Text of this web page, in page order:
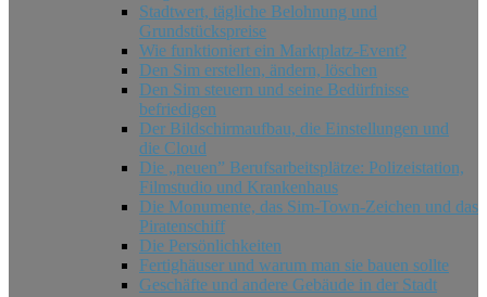
Stadtwert, tägliche Belohnung und
Grundstückspreise
Wie funktioniert ein Marktplatz-Event?
Den Sim erstellen, ändern, löschen
Den Sim steuern und seine Bedürfnisse
befriedigen
Der Bildschirmaufbau, die Einstellungen und
die Cloud
Die „neuen” Berufsarbeitsplätze: Polizeistation,
Filmstudio und Krankenhaus
Die Monumente, das Sim-​​Town-​​Zeichen und das
Piratenschiff
Die Persönlichkeiten
Fertighäuser und warum man sie bauen sollte
Geschäfte und andere Gebäude in der Stadt